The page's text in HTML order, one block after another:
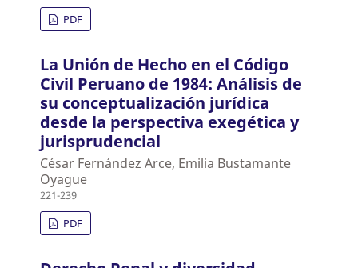
PDF
La Unión de Hecho en el Código
Civil Peruano de 1984: Análisis de
su conceptualización jurídica
desde la perspectiva exegética y
jurisprudencial
César Fernández Arce, Emilia Bustamante
Oyague
221-239
PDF